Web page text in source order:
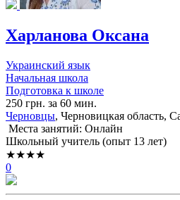
Харланова Оксана
Украинский язык
Начальная школа
Подготовка к школе
250 грн. за 60 мин.
Черновцы, Черновицкая область,
Места занятий: Онлайн
Школьный учитель (опыт 13 лет)
★★★★
0